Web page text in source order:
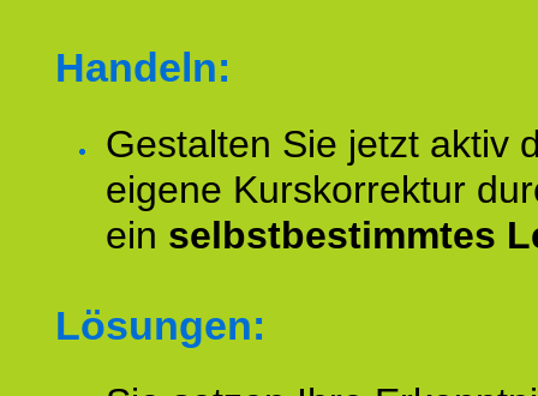
Handeln:
Gestalten Sie jetzt aktiv
eigene Kurskorrektur
ein selbstbestimmtes
Lösungen: